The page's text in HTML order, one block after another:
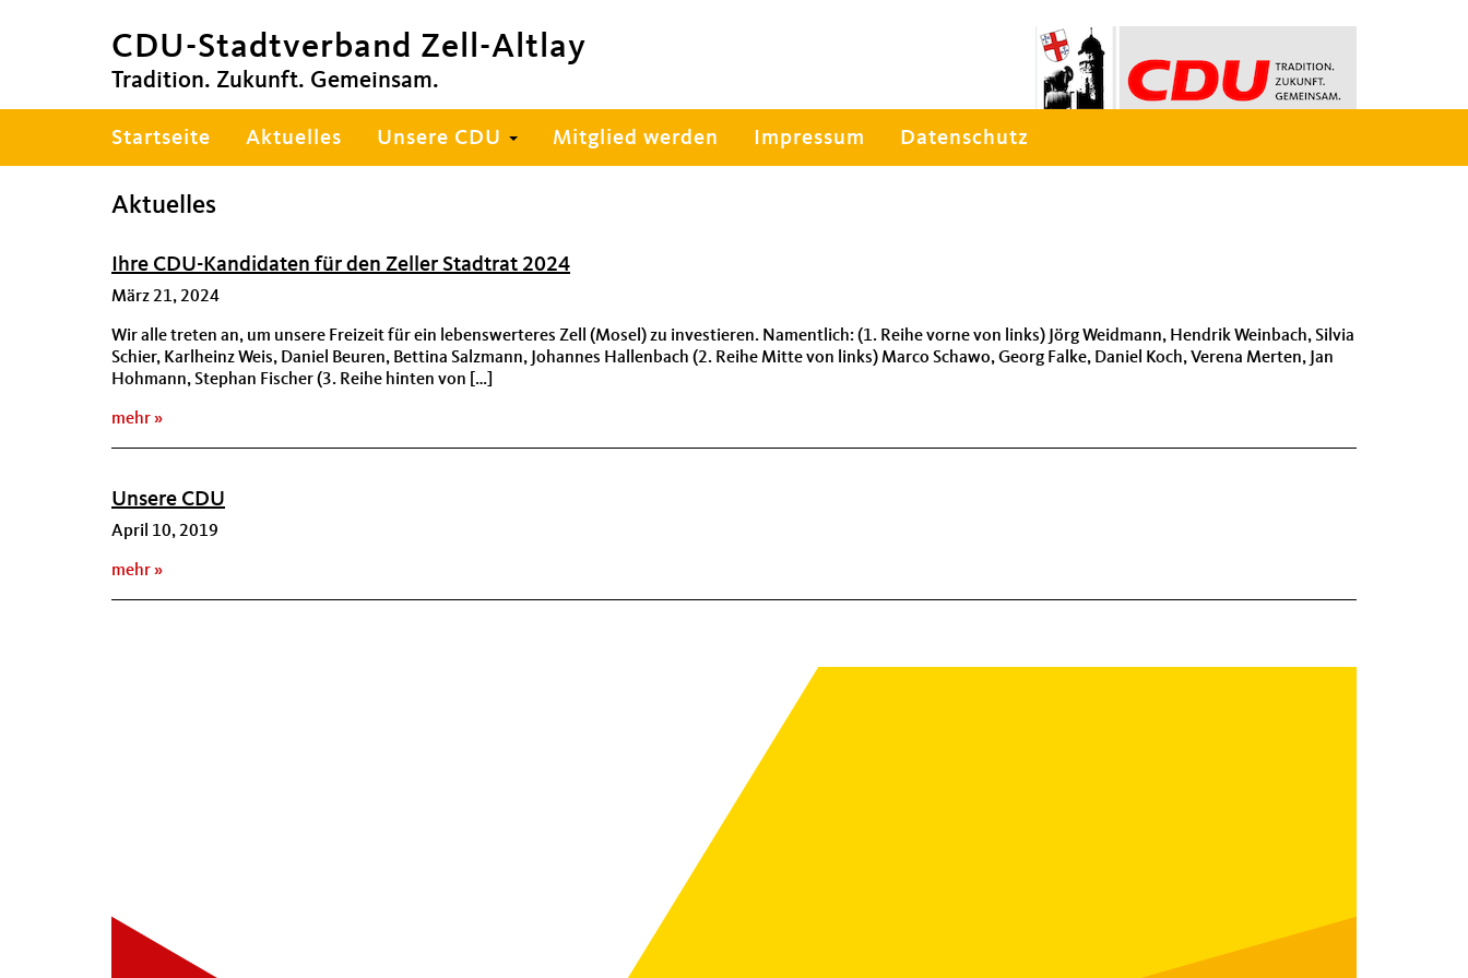
CDU-Stadtverband Zell-Altlay
Tradition. Zukunft. Gemeinsam.
Hauptnavigation
Startseite Aktuelles Unsere CDU Mitglied werden Impressum Datenschutz
Aktuelles
Ihre CDU-Kandidaten für den Zeller Stadtrat 2024
März 21, 2024
Wir alle treten an, um unsere Freizeit für ein lebenswerteres Zell (Mosel) zu investieren. Namentlich: (1. Reihe vorne von links) Jörg Weidmann, Hendrik Weinbach, Silvia
Schier, Karlheinz Weis, Daniel Beuren, Bettina Salzmann, Johannes Hallenbach (2. Reihe Mitte von links) Marco Schawo, Georg Falke, Daniel Koch, Verena Merten, Jan
Hohmann, Stephan Fischer (3. Reihe hinten von […]
mehr
Unsere CDU
April 10, 2019
mehr